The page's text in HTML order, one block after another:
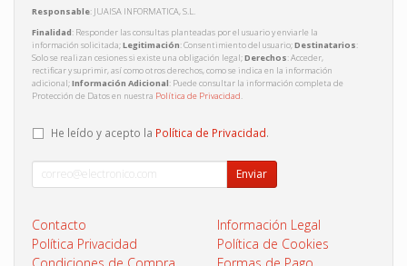
Responsable: JUAISA INFORMATICA, S.L.
Finalidad: Responder las consultas planteadas por el usuario y enviarle la
información solicitada;Legitimación: Consentimiento del usuario;Destinatarios:
Solo se realizan cesiones si existe una obligación legal;Derechos: Acceder,
rectificar y suprimir, así como otros derechos, como se indica en la información
adicional;Información Adicional: Puede consultar la información completa de
Protección de Datos en nuestra Política de Privacidad.
He leído y acepto la Política de Privacidad.
Enviar
Contacto
Información Legal
Política Privacidad
Política de Cookies
Condiciones de Compra
Formas de Pago